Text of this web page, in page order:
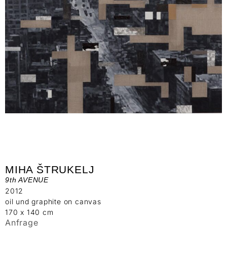
MIHA ŠTRUKELJ
9th AVENUE
2012
oil und graphite on canvas
170 x 140 cm
Anfrage